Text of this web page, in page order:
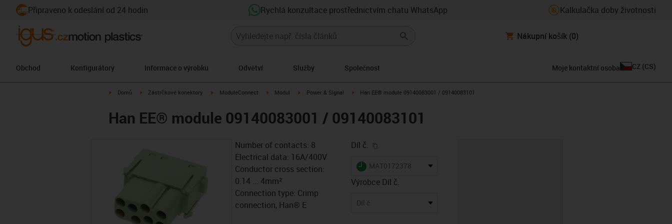
Připraveno k odeslání od 24 hodin Rychlá konzultace prostřednictvím chatu WhatsApp Kalkulačka doby životnosti
Nákupní košík (0)
Obchod Konfigurátory Informace o výrobku Odvětví Služby Společnost Moje kontaktní osoba CZ (CS)
igus-icon-arrow-right
Domů igus-icon-arrow-right
Zástrčkové konektory igus-icon-arrow-right
ModuleConnect igus-icon-arrow-right
Modul igus-icon-arrow-right
Power & Signal igus-icon-arrow-right
Han EE® module 09140083001 / 09140083101
Han EE® module 09140083001 / 09140083101
Number of contacts: 8
Electrical data: 16A/400V
Conductor cross section:
0.14 ... 4mm²
Connection type: Crimp
connection, Han® E
Díl č.
igus-icon-lieferzeit
MAT0172378
Výrobce Díl č.
Díl č.